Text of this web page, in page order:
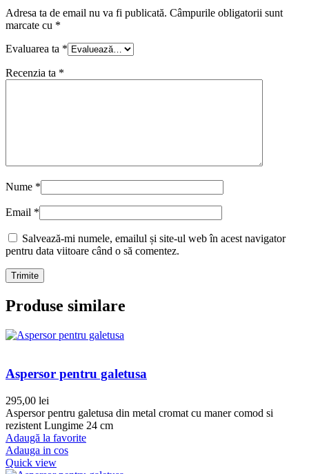
Adresa ta de email nu va fi publicată. Câmpurile obligatorii sunt
marcate cu *
Evaluarea ta *
Recenzia ta *
Nume *
Email *
Salvează-mi numele, emailul și site-ul web în acest navigator
pentru data viitoare când o să comentez.
Produse similare
Aspersor pentru galetusa
295,00 lei
Aspersor pentru galetusa din metal cromat cu maner comod si
rezistent Lungime 24 cm
Adaugă la favorite
Adauga in cos
Quick view